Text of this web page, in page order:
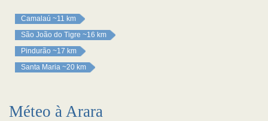
Camalaú ~11 km
São João do Tigre ~16 km
Pindurão ~17 km
Santa Maria ~20 km
Méteo à Arara